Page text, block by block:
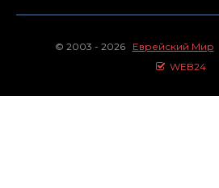
© 2003 - 2026 Еврейский Мир
WEB24